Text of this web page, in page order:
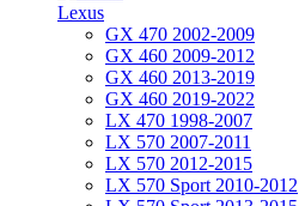
Lexus
GX 470 2002-2009
GX 460 2009-2012
GX 460 2013-2019
GX 460 2019-2022
LX 470 1998-2007
LX 570 2007-2011
LX 570 2012-2015
LX 570 Sport 2010-2012